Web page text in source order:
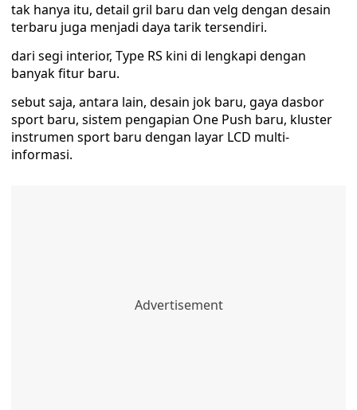
tak hanya itu, detail gril baru dan velg dengan desain
terbaru juga menjadi daya tarik tersendiri.
dari segi interior, Type RS kini di lengkapi dengan
banyak fitur baru.
sebut saja, antara lain, desain jok baru, gaya dasbor
sport baru, sistem pengapian One Push baru, kluster
instrumen sport baru dengan layar LCD multi-
informasi.